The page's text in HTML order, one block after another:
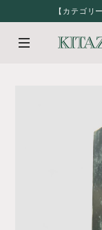
【カテゴリ